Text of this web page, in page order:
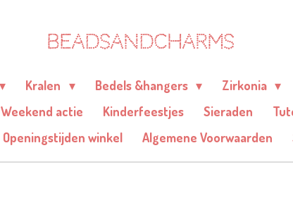
BEADSANDCHARMS
Kralen Bedels &hangers Zirkonia
Weekend actie Kinderfeestjes Sieraden
Openingstijden winkel Algemene Voorwaarden